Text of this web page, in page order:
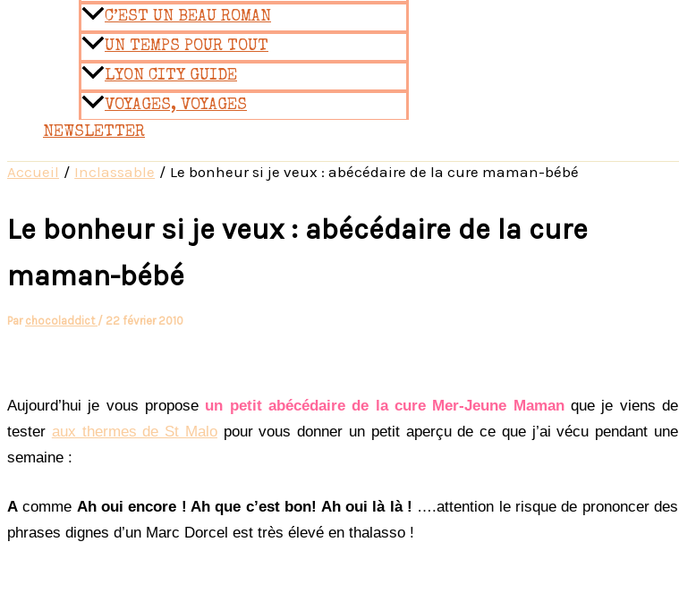
C’EST UN BEAU ROMAN
UN TEMPS POUR TOUT
LYON CITY GUIDE
VOYAGES, VOYAGES
NEWSLETTER
Accueil Inclassable Le bonheur si je veux : abécédaire de la cure maman-bébé
Le bonheur si je veux : abécédaire de la cure
maman-bébé
Par chocoladdict / 22 février 2010
Aujourd’hui je vous propose un petit abécédaire de la cure Mer-Jeune Mamanque je viens de
tester aux thermes de St Malopour vous donner un petit aperçu de ce que j’ai vécu pendant une
semaine :
A comme Ah oui encore ! Ah que c’est bon! Ah oui là là ! ….attention le risque de prononcer des
phrases dignes d’un Marc Dorcel est très élevé en thalasso !